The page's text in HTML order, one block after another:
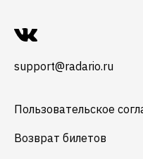
support@radario.ru
Пользовательское
Возврат билетов